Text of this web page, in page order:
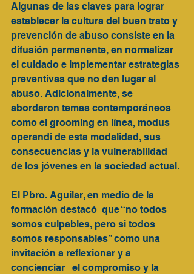
Algunas de las claves para lograr
establecer la cultura del buen trato y
prevención de abuso consiste en la
difusión permanente, en normalizar
el cuidado e implementar estrategias
preventivas que no den lugar al
abuso. Adicionalmente, se
abordaron temas contemporáneos
como el grooming en línea, modus
operandi de esta modalidad, sus
consecuencias y la vulnerabilidad
de los jóvenes en la sociedad actual.
El Pbro. Aguilar, en medio de la
formación destacó  que “no todos
somos culpables, pero si todos
somos responsables” como una
invitación a reflexionar y a
concienciar   el compromiso y la